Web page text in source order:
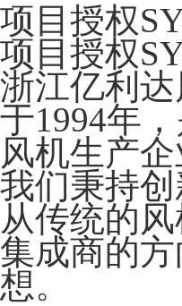
项目授权
项目授权
浙江亿利
于1994年
风机生产
我们秉持
从传统的
集成商的
想。